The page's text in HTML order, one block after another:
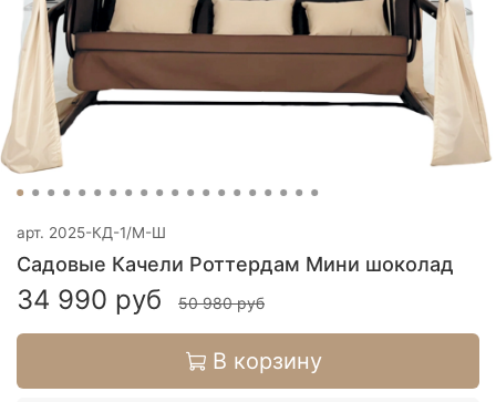
арт. 2025-КД-1/М-Ш
Садовые Качели Роттердам Мини шоколад
34 990 руб 50 980 руб
В корзину